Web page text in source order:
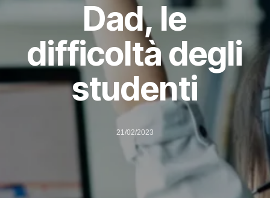
Dad, le
difficoltà degli
studenti
21/02/2023